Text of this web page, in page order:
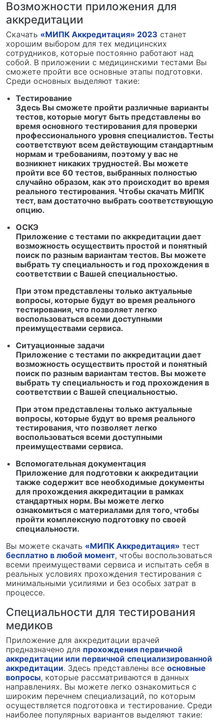
Возможности приложения для
аккредитации
Скачать «МИПК Аккредитация» 2023 станет
хорошим выбором для тех медицинских
сотрудников, которые постоянно работают над
собой. В приложении с медицинскими тестами Вы
сможете пройти все основные этапы подготовки.
Среди основных выделяют такие:
Тестирование
Здесь Вы сможете пройти различные варианты
тестов, которые могут быть представлены во
время основного тестирования для проверки
профессионального уровня специалистов. Тесты
соответствуют всем действующим стандартным
нормам и требованиям, поэтому у вас не
возникнет никаких трудностей. Вы можете
пройти все 60 тестов, выбранных полностью
случайно образом, как это происходит во время
реального тестирования. Чтобы скачать МИПК
тест, вам достаточно выбрать соответствующую
опцию.
ОСКЭ
Приложение с тестами по аккредитации дает
возможность осуществить простой и понятный
поиск по разным вариантам тестов. Вы можете
выбрать ту специальность и год прохождения в
соответствии с Вашей специальностью.
При этом представлены только актуальные
вопросы, которые будут во время реального
тестирования, что позволяет легко
воспользоваться всеми доступными
преимуществами сервиса.
Ситуационные задачи
Приложение с тестами по аккредитации дает
возможность осуществить простой и понятный
поиск по разным вариантам тестов. Вы можете
выбрать ту специальность и год прохождения в
соответствии с Вашей специальностью.
При этом представлены только актуальные
вопросы, которые будут во время реального
тестирования, что позволяет легко
воспользоваться всеми доступными
преимуществами сервиса.
Вспомогательная документация
Приложение для подготовки к аккредитации
также содержит все необходимые документы
для прохождения аккредитации в рамках
стандартных норм. Вы можете легко
ознакомиться с материалами для того, чтобы
пройти комплексную подготовку по своей
специальности.
Вы можете скачать «МИПК Аккредитация» тест
бесплатно в любой момент, чтобы воспользоваться
всеми преимуществами сервиса и испытать себя в
реальных условиях прохождения тестирования с
минимальными усилиями и без особых затрат в
процессе.
Специальности для тестирования
медиков
Приложение для аккредитации врачей
предназначено для прохождения первичной
аккредитации или первичной специализированной
аккредитации. Здесь представлены все основные
вопросы, которые рассматриваются в данных
направлениях. Вы можете легко ознакомиться с
широким перечнем специализаций, по которым
осуществляется подготовка и тестирование. Среди
наиболее популярных вариантов выделяют такие: